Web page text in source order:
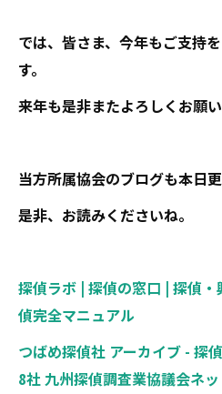
では、皆さま、今年もご支持
す。
来年も是非またよろしくお願い
当方所属協会のブログも本日
是非、お読みくださいね。
探偵ラボ | 探偵の窓口 | 探偵
偵完全マニュアル
つばめ探偵社 アーカイブ - 探
8社 九州探偵調査業協議会ネ